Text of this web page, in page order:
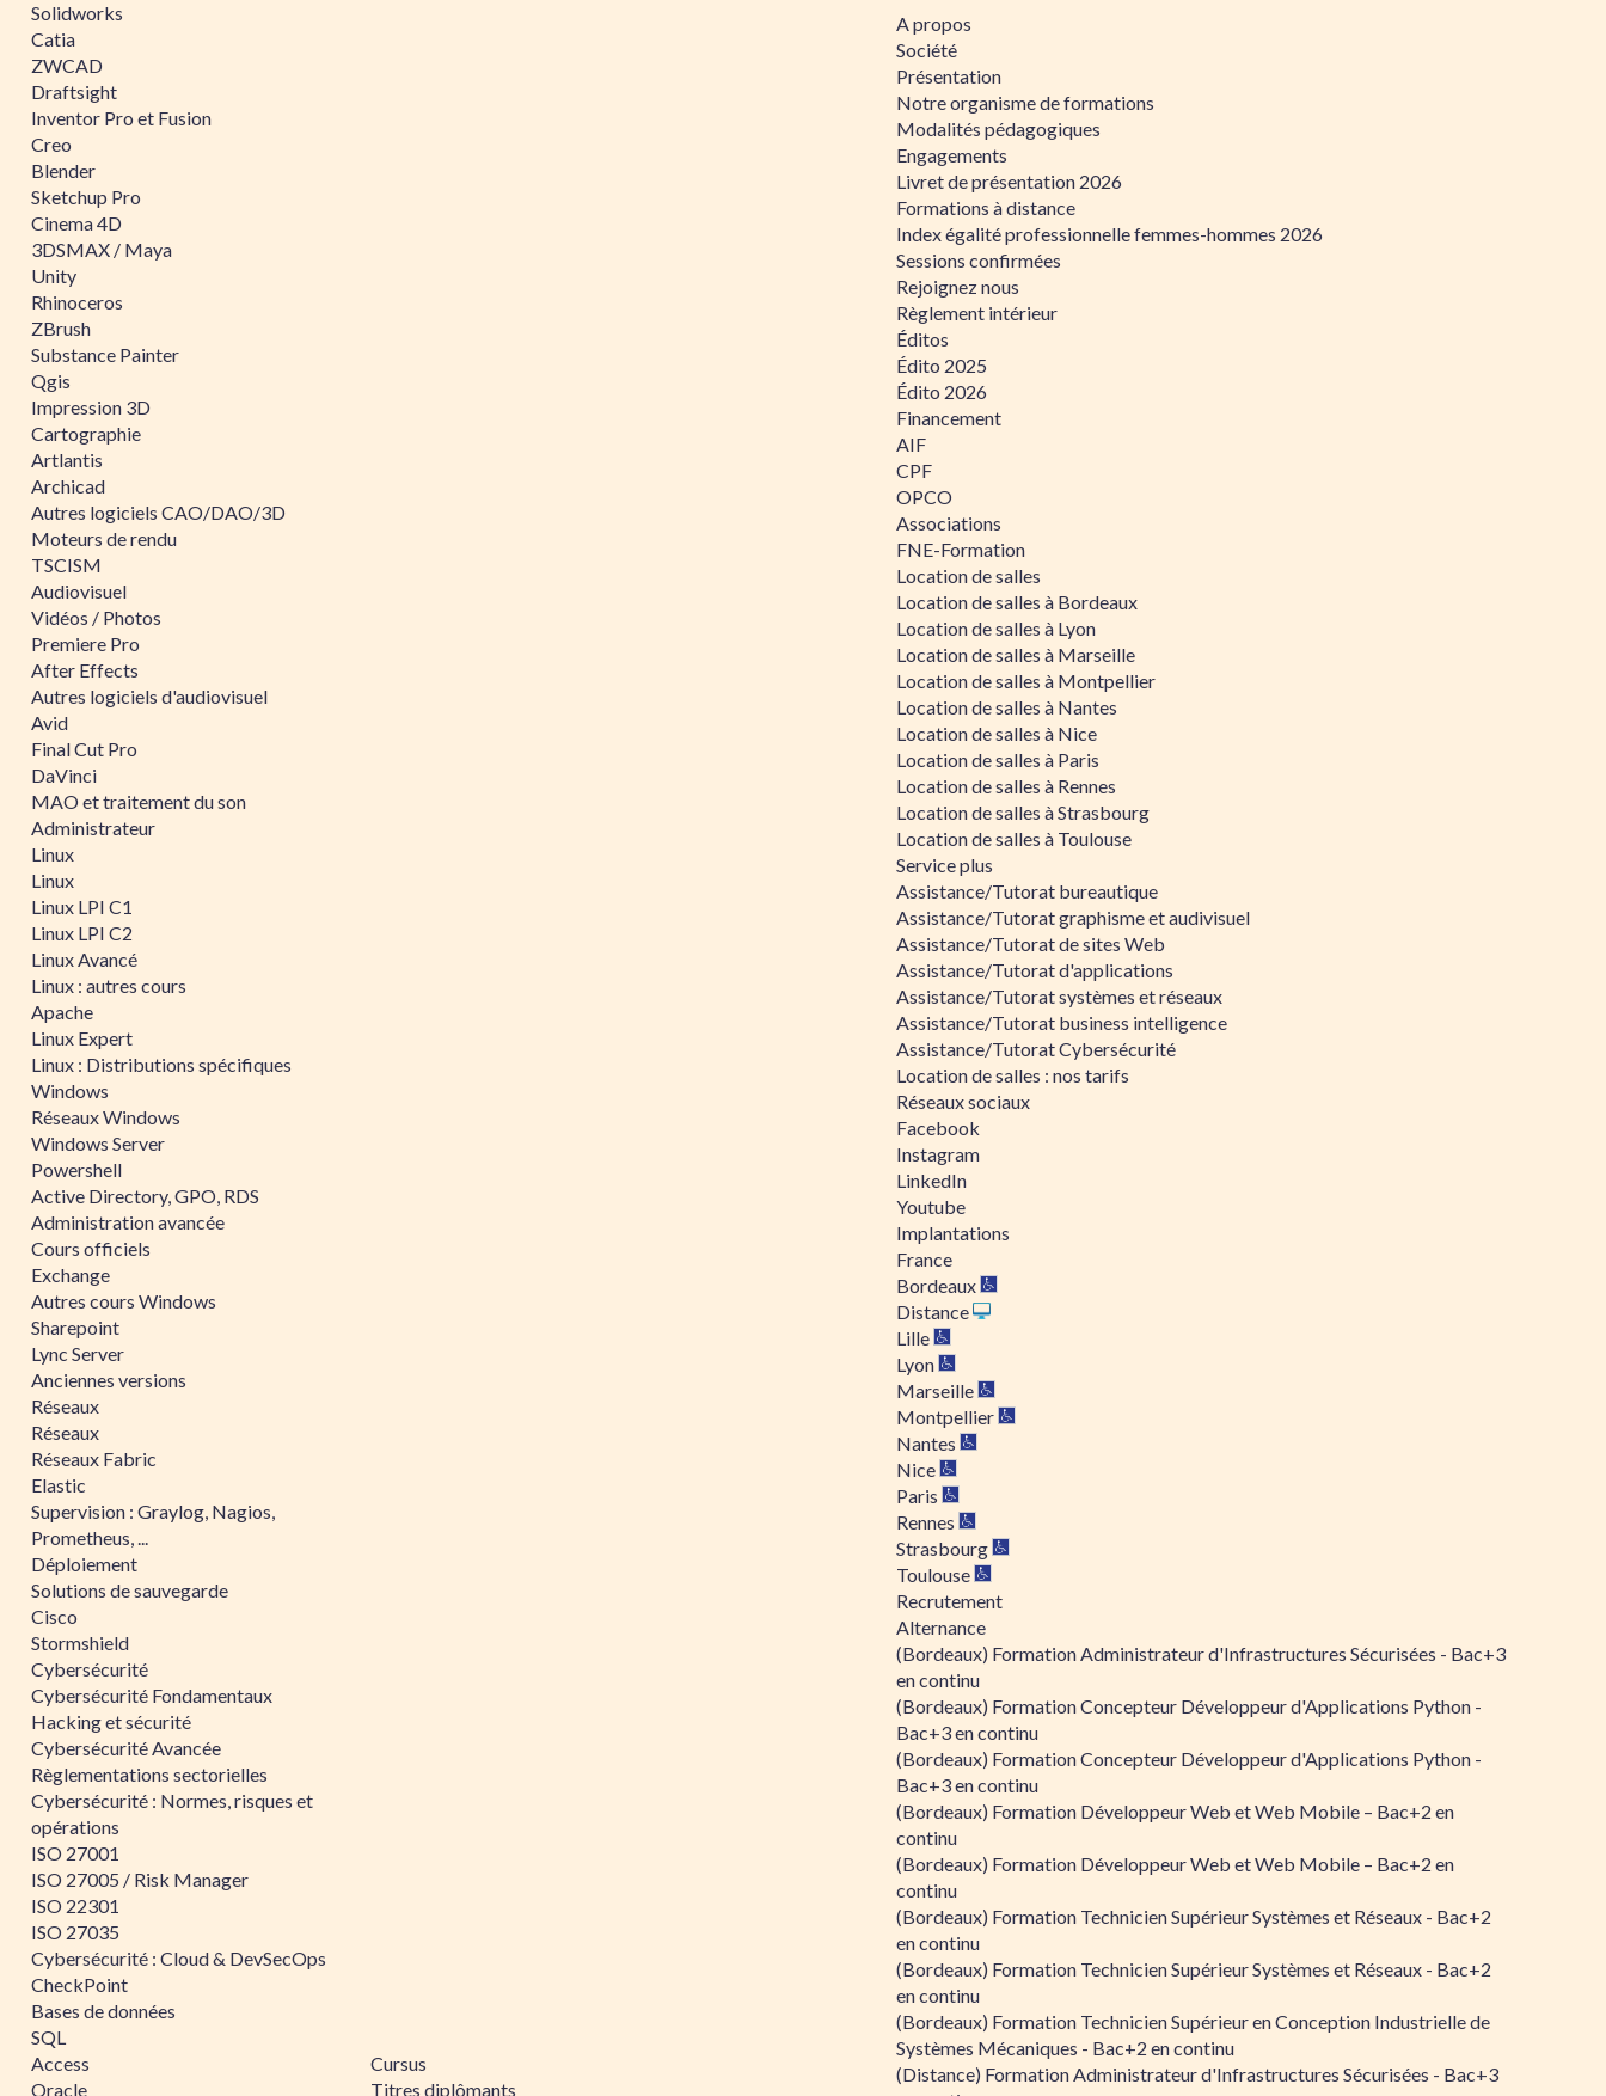
Solidworks
Catia
ZWCAD
Draftsight
Inventor Pro et Fusion
Creo
Blender
Sketchup Pro
Cinema 4D
3DSMAX / Maya
Unity
Rhinoceros
ZBrush
Substance Painter
Qgis
Impression 3D
Cartographie
Artlantis
Archicad
Autres logiciels CAO/DAO/3D
Moteurs de rendu
TSCISM
Audiovisuel
Vidéos / Photos
Premiere Pro
After Effects
Autres logiciels d'audiovisuel
Avid
Final Cut Pro
DaVinci
MAO et traitement du son
Administrateur
Linux
Linux
Linux LPI C1
Linux LPI C2
Linux Avancé
Linux : autres cours
Apache
Linux Expert
Linux : Distributions spécifiques
Windows
Réseaux Windows
Windows Server
Powershell
Active Directory, GPO, RDS
Administration avancée
Cours officiels
Exchange
Autres cours Windows
Sharepoint
Lync Server
Anciennes versions
Réseaux
Réseaux
Réseaux Fabric
Elastic
Supervision : Graylog, Nagios,
Prometheus, ...
Déploiement
Solutions de sauvegarde
Cisco
Stormshield
Cybersécurité
Cybersécurité Fondamentaux
Hacking et sécurité
Cybersécurité Avancée
Règlementations sectorielles
Cybersécurité : Normes, risques et
opérations
ISO 27001
ISO 27005 / Risk Manager
ISO 22301
ISO 27035
Cybersécurité : Cloud & DevSecOps
CheckPoint
Bases de données
SQL
Access
Oracle
Cursus
Titres diplômants
A propos
Société
Présentation
Notre organisme de formations
Modalités pédagogiques
Engagements
Livret de présentation 2026
Formations à distance
Index égalité professionnelle femmes-hommes 2026
Sessions confirmées
Rejoignez nous
Règlement intérieur
Éditos
Édito 2025
Édito 2026
Financement
AIF
CPF
OPCO
Associations
FNE-Formation
Location de salles
Location de salles à Bordeaux
Location de salles à Lyon
Location de salles à Marseille
Location de salles à Montpellier
Location de salles à Nantes
Location de salles à Nice
Location de salles à Paris
Location de salles à Rennes
Location de salles à Strasbourg
Location de salles à Toulouse
Service plus
Assistance/Tutorat bureautique
Assistance/Tutorat graphisme et audivisuel
Assistance/Tutorat de sites Web
Assistance/Tutorat d'applications
Assistance/Tutorat systèmes et réseaux
Assistance/Tutorat business intelligence
Assistance/Tutorat Cybersécurité
Location de salles : nos tarifs
Réseaux sociaux
Facebook
Instagram
LinkedIn
Youtube
Implantations
France
Bordeaux
Distance
Lille
Lyon
Marseille
Montpellier
Nantes
Nice
Paris
Rennes
Strasbourg
Toulouse
Recrutement
Alternance
(Bordeaux) Formation Administrateur d'Infrastructures Sécurisées - Bac+3
en continu
(Bordeaux) Formation Concepteur Développeur d'Applications Python -
Bac+3 en continu
(Bordeaux) Formation Concepteur Développeur d'Applications Python -
Bac+3 en continu
(Bordeaux) Formation Développeur Web et Web Mobile – Bac+2 en
continu
(Bordeaux) Formation Développeur Web et Web Mobile – Bac+2 en
continu
(Bordeaux) Formation Technicien Supérieur Systèmes et Réseaux - Bac+2
en continu
(Bordeaux) Formation Technicien Supérieur Systèmes et Réseaux - Bac+2
en continu
(Bordeaux) Formation Technicien Supérieur en Conception Industrielle de
Systèmes Mécaniques - Bac+2 en continu
(Distance) Formation Administrateur d'Infrastructures Sécurisées - Bac+3